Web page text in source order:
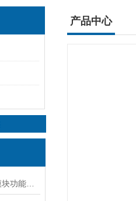
产品中心